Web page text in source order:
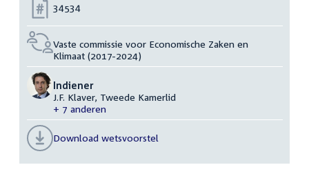
Nummer:
34534
Vaste commissie voor Economische Zaken en
Klimaat (2017-2024)
Indiener
J.F. Klaver, Tweede Kamerlid
+ 7 anderen
Download wetsvoorstel